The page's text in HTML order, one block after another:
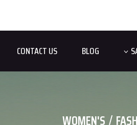
BLOG
CONTACT US
WOMEN'S